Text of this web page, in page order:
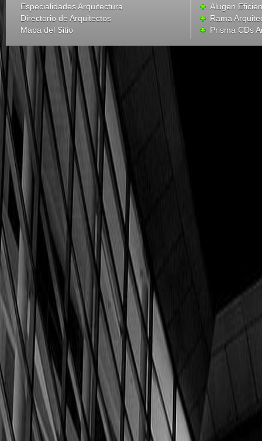
Especialidades Arquitectura
Directorio de Arquitectos
Mapa del Sitio
Alugen
Rama
Prisma CDs